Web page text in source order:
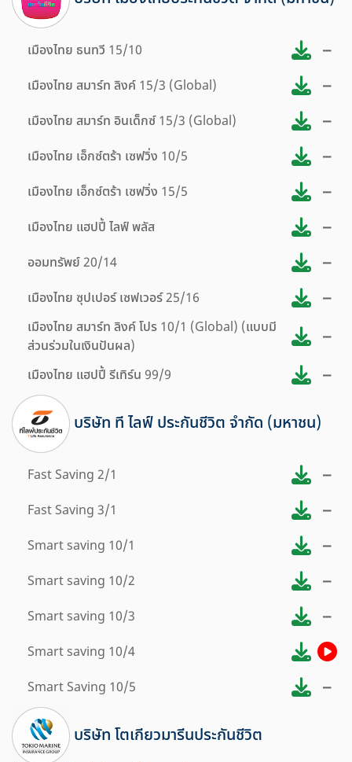
เมืองไทย ธนทวี 15/10 –
เมืองไทย สมาร์ท ลิงค์ 15/3 (Global) –
เมืองไทย สมาร์ท อินเด็กซ์ 15/3 (Global) –
เมืองไทย เอ็กซ์ตร้า เซฟวิ่ง 10/5 –
เมืองไทย เอ็กซ์ตร้า เซฟวิ่ง 15/5 –
เมืองไทย แฮปปี้ ไลฟ์ พลัส –
ออมทรัพย์ 20/14 –
เมืองไทย ซุปเปอร์ เซฟเวอร์ 25/16 –
เมืองไทย สมาร์ท ลิงค์ โปร 10/1 (Global) (แบบมี
ส่วนร่วมในเงินปันผล)
–
เมืองไทย แฮปปี้ รีเทิร์น 99/9 –
บริษัท ที ไลฟ์ ประกันชีวิต จำกัด (มหาชน)
Fast Saving 2/1 –
Fast Saving 3/1 –
Smart saving 10/1 –
Smart saving 10/2 –
Smart saving 10/3 –
Smart saving 10/4
Smart Saving 10/5
–
บริษัท โตเกียวมารีนประกันชีวิต